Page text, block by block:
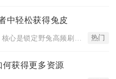
中轻松获得兔皮
热门
获得更多资源